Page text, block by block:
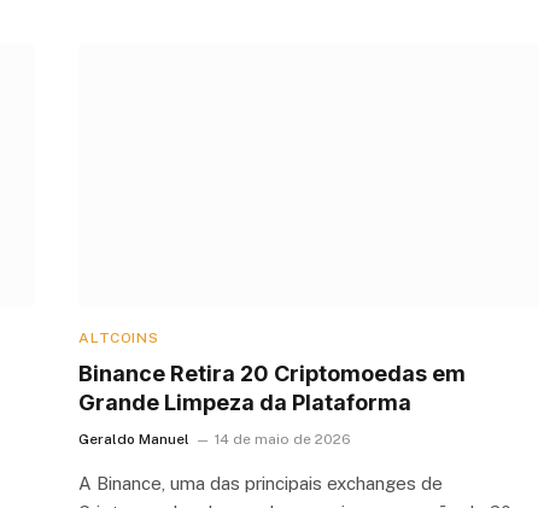
ALTCOINS
Binance Retira 20 Criptomoedas em
Grande Limpeza da Plataforma
Geraldo Manuel 14 de maio de 2026
A Binance, uma das principais exchanges de